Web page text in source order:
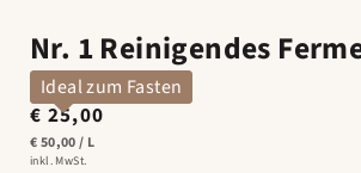
Nr. 1 Reinigendes
Ideal zum Fasten
Normaler
Preis
€ 25,00
STÜCK
€ 50,00/ PRO
L
inkl. MwSt.